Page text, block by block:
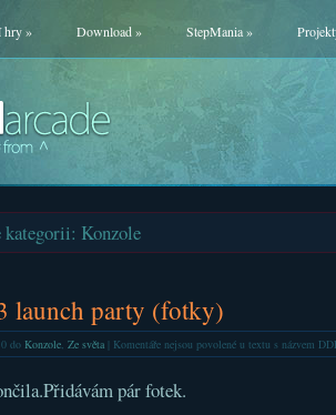
hry» Download» StepMania»
kategorii: Konzole
launch party (fotky)
do Konzole, Ze světa| Komentáře nejsou povolenéu textu s názvem
pár fotek.